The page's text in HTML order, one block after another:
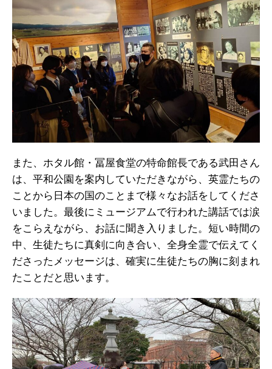
また、ホタル館・冨屋食堂の特命館長である武田さん
は、平和公園を案内していただきながら、英霊たちの
ことから日本の国のことまで様々なお話をしてくださ
いました。最後にミュージアムで行われた講話では涙
をこらえながら、お話に聞き入りました。短い時間の
中、生徒たちに真剣に向き合い、全身全霊で伝えてく
ださったメッセージは、確実に生徒たちの胸に刻まれ
たことだと思います。